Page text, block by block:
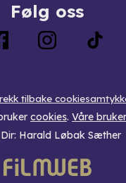
Følg oss
tilbake
cookies. Våre
Harald Løbak Sæther